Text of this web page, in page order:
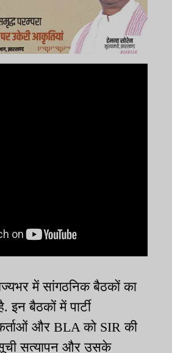
में सांगठनिक बैठकों का
इन बैठकों में पार्टी
और BLA को SIR की
सूची सत्यापन और उसके